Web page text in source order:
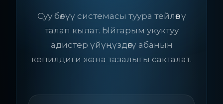
Суу бөлүү системасы туура тейлөөнү
талап кылат. Ыйгарым укуктуу
адистер үйүңүздөгү абанын
кепилдиги жана тазалыгы сакталат.